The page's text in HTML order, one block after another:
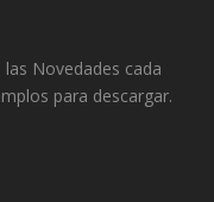
las Novedades cada
para descargar.